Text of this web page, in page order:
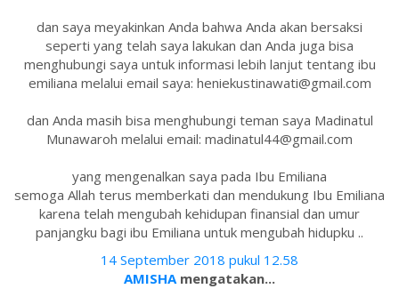
dan saya meyakinkan Anda bahwa Anda akan bersaksi
seperti yang telah saya lakukan dan Anda juga bisa
menghubungi saya untuk informasi lebih lanjut tentang ibu
emiliana melalui email saya: heniekustinawati@gmail.com
dan Anda masih bisa menghubungi teman saya Madinatul
Munawaroh melalui email: madinatul44@gmail.com
yang mengenalkan saya pada Ibu Emiliana
semoga Allah terus memberkati dan mendukung Ibu Emiliana
karena telah mengubah kehidupan finansial dan umur
panjangku bagi ibu Emiliana untuk mengubah hidupku ..
14 September 2018 pukul 12.58
AMISHAmengatakan...